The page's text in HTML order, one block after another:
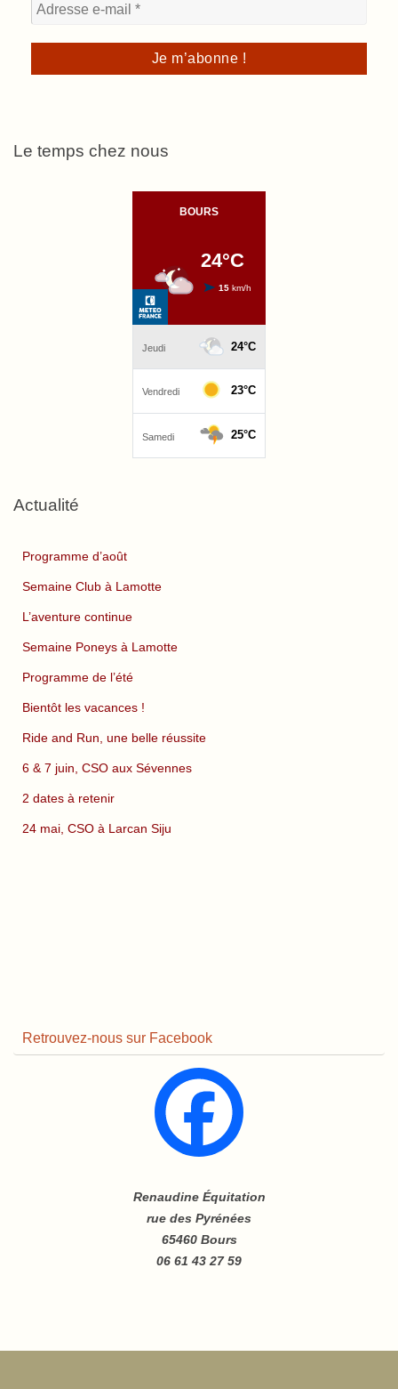
Le temps chez nous
Actualité
Programme d’août
Semaine Club à Lamotte
L’aventure continue
Semaine Poneys à Lamotte
Programme de l’été
Bientôt les vacances !
Ride and Run, une belle réussite
6 & 7 juin, CSO aux Sévennes
2 dates à retenir
24 mai, CSO à Larcan Siju
Retrouvez-nous sur Facebook
Renaudine Équitation
rue des Pyrénées
65460 Bours
06 61 43 27 59